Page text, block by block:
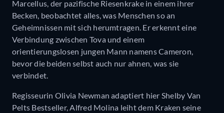
Marcellus, der pazifische Riesenkrake in einem ihrer
Becken, beobachtet alles, was Menschen so an
Geheimnissen mit sich herumtragen. Er erkennt eine
Verbindung zwischen Tova und einem
orientierungslosen jungen Mann namens Cameron,
bevor die beiden selbst auch nur ahnen, was sie
verbindet.
Regisseurin Olivia Newman adaptiert hier Shelby Van
Pelts Bestseller, Alfred Molina leiht dem Kraken seine